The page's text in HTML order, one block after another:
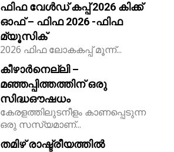
ഫിഫ വേൾഡ് കപ്പ് 2026 കിക്ക്‌
ഓഫ് – ഫിഫ 2026 -ഫിഫ
മ്യൂസിക്
2026 ഫിഫ ലോകകപ്പ് മൂന്ന്...
കീഴാർനെല്ലി –
മഞ്ഞപ്പിത്തത്തിന് ഒരു
സിദ്ധഔഷധം
കേരളത്തിലുടനീളം കാണപ്പെടുന്ന
ഒരു സസ്യമാണ്...
തമിഴ് രാഷ്ട്രീയത്തിൽ